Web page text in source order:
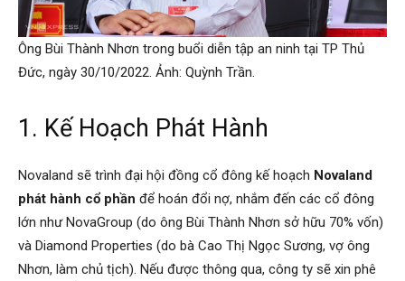
Ông Bùi Thành Nhơn trong buổi diễn tập an ninh tại TP Thủ
Đức, ngày 30/10/2022. Ảnh: Quỳnh Trần.
1. Kế Hoạch Phát Hành
Novaland sẽ trình đại hội đồng cổ đông kế hoạch Novaland
phát hành cổ phần để hoán đổi nợ, nhắm đến các cổ đông
lớn như NovaGroup (do ông Bùi Thành Nhơn sở hữu 70% vốn)
và Diamond Properties (do bà Cao Thị Ngọc Sương, vợ ông
Nhơn, làm chủ tịch). Nếu được thông qua, công ty sẽ xin phê